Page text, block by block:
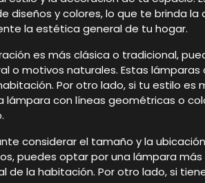
diseños y colores, lo que te brinda
la estética general de tu hogar.
es más clásica o tradicional,
o motivos naturales. Estas
Por otro lado, si tu estilo
lámpara con líneas geométricas o
considerar el tamaño y la
puedes optar por una lámpara
de la habitación. Por otro lado, si